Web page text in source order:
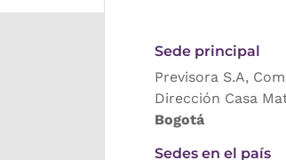
Sede principal
Previsora S.A,
Dirección Casa
Bogotá
Sedes en el país